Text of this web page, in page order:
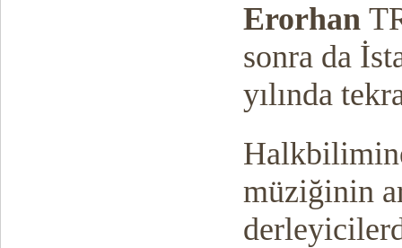
Erorhan
sonra da
yılında
müziğinin